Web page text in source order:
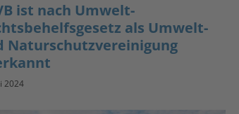
ist nach Umwelt-
als Umwelt-
Naturschutzvereinigung
2024